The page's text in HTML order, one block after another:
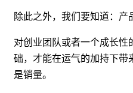
除此之外，我们要知道：产
对创业团队或者一个成长
础，才能在运气的加持下带
是销量。